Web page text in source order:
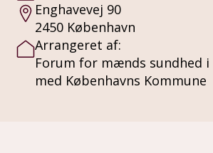
Enghavevej 90
2450 København
Arrangeret af:
Forum for mænds sundhed i
med Københavns Kommune